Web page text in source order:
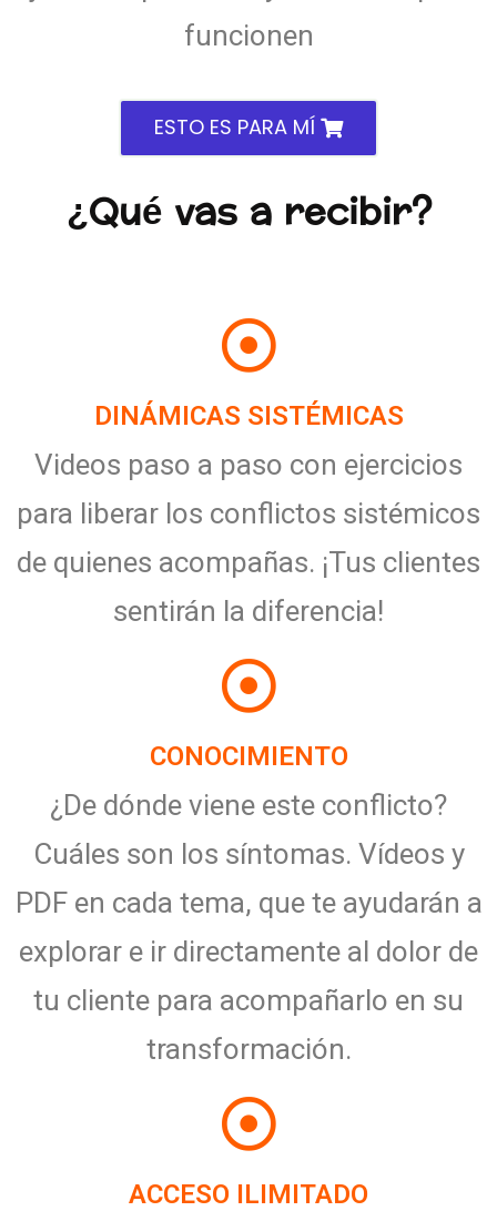
funcionen
ESTO ES PARA MÍ
¿Qué vas a recibir?
DINÁMICAS SISTÉMICAS
Videos paso a paso con ejercicios
para liberar los conflictos sistémicos
de quienes acompañas. ¡Tus clientes
sentirán la diferencia!
CONOCIMIENTO
¿De dónde viene este conflicto?
Cuáles son los síntomas. Vídeos y
PDF en cada tema, que te ayudarán a
explorar e ir directamente al dolor de
tu cliente para acompañarlo en su
transformación.
ACCESO ILIMITADO